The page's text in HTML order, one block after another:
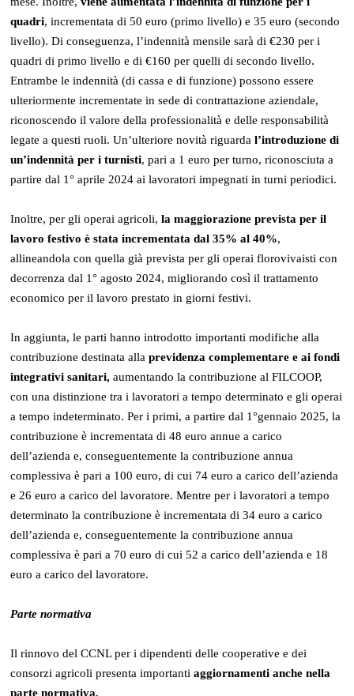
quadri, incrementata di 50 euro (primo livello) e 35 euro (secondo
livello). Di conseguenza, l’indennità mensile sarà di €230 per i
quadri di primo livello e di €160 per quelli di secondo livello.
Entrambe le indennità (di cassa e di funzione) possono essere
ulteriormente incrementate in sede di contrattazione aziendale,
riconoscendo il valore della professionalità e delle responsabilità
legate a questi ruoli. Un’ulteriore novità riguardal’introduzione di
un’indennità per i turnisti, pari a 1 euro per turno, riconosciuta a
partire dal 1° aprile 2024 ai lavoratori impegnati in turni periodici.
Inoltre, per gli operai agricoli,la maggiorazione prevista per il
lavoro festivo è stata incrementata dal 35% al 40%,
allineandola con quella già prevista per gli operai florovivaisti con
decorrenza dal 1° agosto 2024, migliorando così il trattamento
economico per il lavoro prestato in giorni festivi.
In aggiunta, le parti hanno introdotto importanti modifiche alla
contribuzione destinata allaprevidenza complementare e ai fondi
integrativi sanitari, aumentando la contribuzione al FILCOOP,
con una distinzione tra i lavoratori a tempo determinato e gli operai
a tempo indeterminato. Per i primi, a partire dal 1°gennaio 2025, la
contribuzione è incrementata di 48 euro annue a carico
dell’azienda e, conseguentemente la contribuzione annua
complessiva è pari a 100 euro, di cui 74 euro a carico dell’azienda
e 26 euro a carico del lavoratore. Mentre per i lavoratori a tempo
determinato la contribuzione è incrementata di 34 euro a carico
dell’azienda e, conseguentemente la contribuzione annua
complessiva è pari a 70 euro di cui 52 a carico dell’azienda e 18
euro a carico del lavoratore.
Parte normativa
Il rinnovo del CCNL per i dipendenti delle cooperative e dei
consorzi agricoli presenta importantiaggiornamenti anche nella
parte normativa.